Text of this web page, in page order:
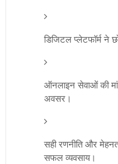
डिजिटल प्लेटफॉर्म ने
ऑनलाइन सेवाओं की
अवसर।
सही रणनीति और
सफल व्यवसाय।